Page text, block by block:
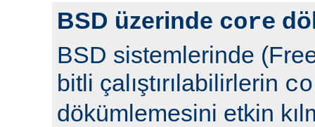
BSD üzerinde core
BSD sistemlerinde
bitli çalıştırılabilirlerin
dökümlemesini etkin